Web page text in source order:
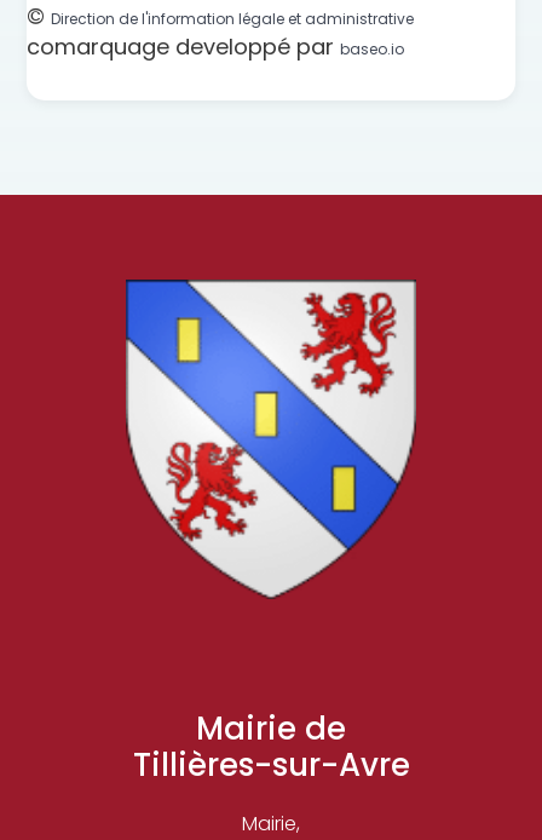
©Direction de l'information légale et administrative
comarquage developpé parbaseo.io
Mairie de
Tillières-sur-Avre
Mairie,